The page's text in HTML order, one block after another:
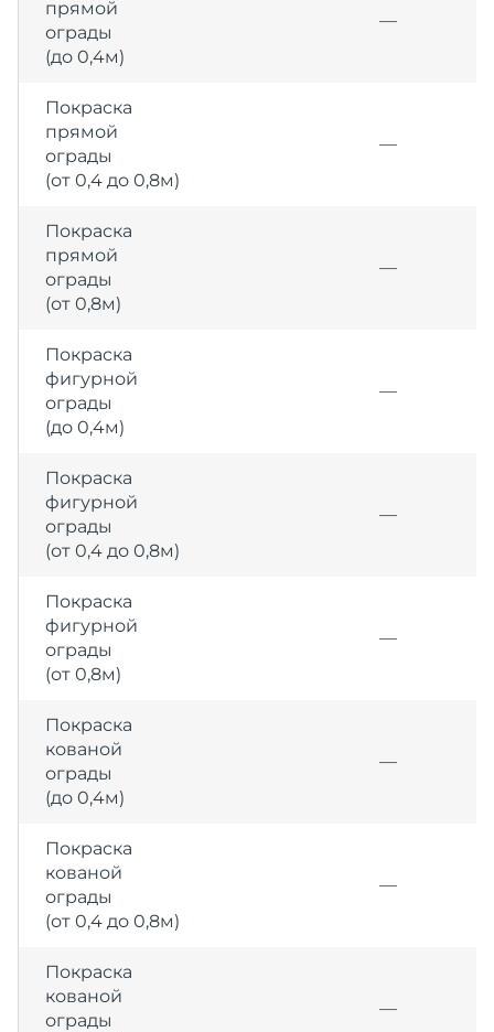
прямой
ограды
(до 0,4м)
—
Покраска
прямой
ограды
(от 0,4 до 0,8м)
—
Покраска
прямой
ограды
(от 0,8м)
—
Покраска
фигурной
ограды
(до 0,4м)
—
Покраска
фигурной
ограды
(от 0,4 до 0,8м)
—
Покраска
фигурной
ограды
(от 0,8м)
—
Покраска
кованой
ограды
(до 0,4м)
—
Покраска
кованой
ограды
(от 0,4 до 0,8м)
—
Покраска
кованой
ограды
—